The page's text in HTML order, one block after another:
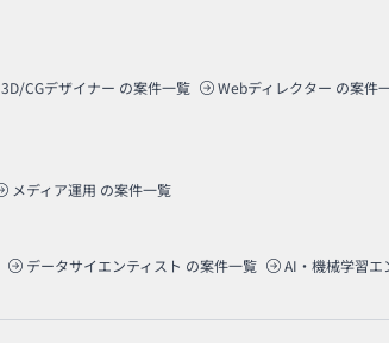
3D/CGデザイナー の案件一覧 Webディレクター の案件
メディア運用 の案件一覧
データサイエンティスト の案件一覧 AI・機械学習エ